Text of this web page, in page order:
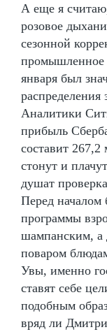
А еще я
розовое
сезонной
промышленное
января был
распределения
Аналитики
прибыль
составит
стонут и
душат
Перед началом
программы
шампанским,
поваром
Увы, именно
ставят себе
подобным
вряд ли